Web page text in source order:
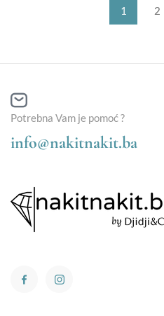
1 2
Potrebna Vam je pomoć ?
info@nakitnakit.ba